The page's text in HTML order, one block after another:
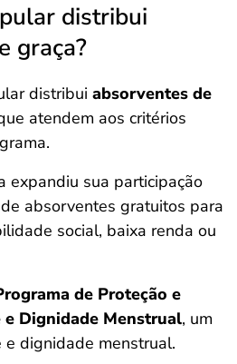
distribui
graça?
distribui absorventes de
atendem aos critérios
expandiu sua participação
absorventes gratuitos para
social, baixa renda ou
de Proteção e
e Dignidade Menstrual, um
dignidade menstrual.